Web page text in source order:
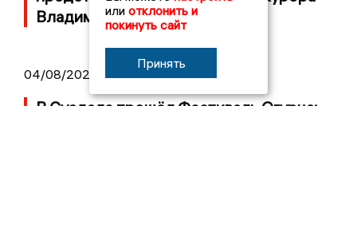
Владимирской области
04/08/2026 09:01
В Суздале прошёл Фестиваль Огурца:
или отклонить и
покинуть сайт
Принять